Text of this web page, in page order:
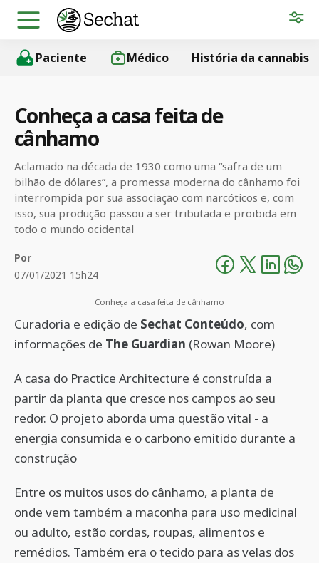
Paciente Médico História da cannabis
Conheça a casa feita de
cânhamo
Aclamado na década de 1930 como uma “safra de um
bilhão de dólares”, a promessa moderna do cânhamo foi
interrompida por sua associação com narcóticos e, com
isso, sua produção passou a ser tributada e proibida em
todo o mundo ocidental
Por
07/01/2021 15h24
Conheça a casa feita de cânhamo
Curadoria e edição de Sechat Conteúdo, com
informações de The Guardian (Rowan Moore)
A casa do Practice Architecture é construída a
partir da planta que cresce nos campos ao seu
redor. O projeto aborda uma questão vital - a
energia consumida e o carbono emitido durante a
construção
Entre os muitos usos do cânhamo, a planta de
onde vem também a maconha para uso medicinal
ou adulto, estão cordas, roupas, alimentos e
remédios. Também era o tecido para as velas dos